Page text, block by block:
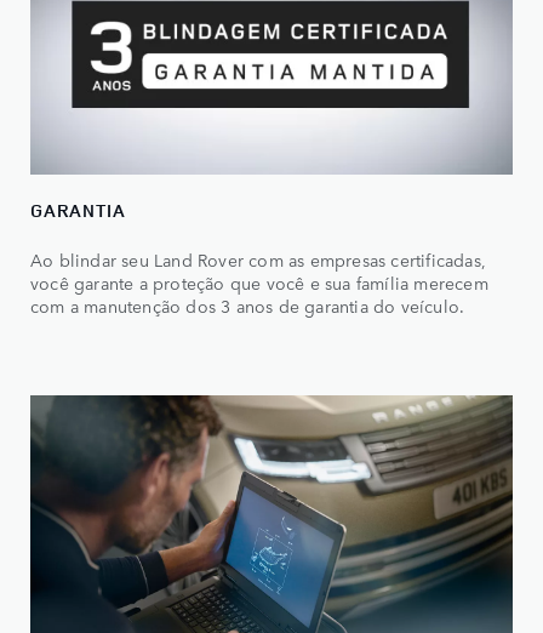
GARANTIA
Ao blindar seu Land Rover com as empresas certificadas,
você garante a proteção que você e sua família merecem
com a manutenção dos 3 anos de garantia do veículo.